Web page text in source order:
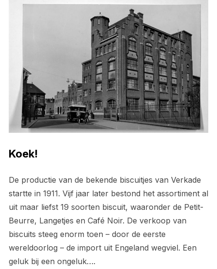
Koek!
De productie van de bekende biscuitjes van Verkade
startte in 1911. Vijf jaar later bestond het assortiment al
uit maar liefst 19 soorten biscuit, waaronder de Petit-
Beurre, Langetjes en Café Noir. De verkoop van
biscuits steeg enorm toen – door de eerste
wereldoorlog – de import uit Engeland wegviel. Een
geluk bij een ongeluk….